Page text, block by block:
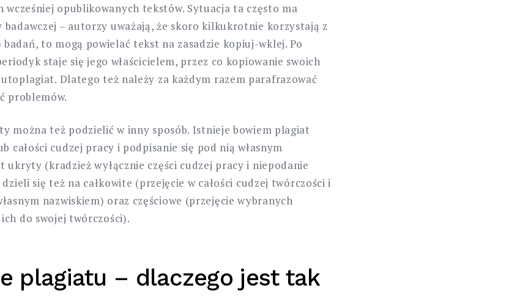
wcześniej opublikowanych tekstów. Sytuacja ta często ma
badawczej – autorzy uważają, że skoro kilkukrotnie korzystają z
badań, to mogą powielać tekst na zasadzie kopiuj-wklej. Po
staje się jego właścicielem, przez co kopiowanie swoich
Dlatego też należy za każdym razem parafrazować
problemów.
można też podzielić w inny sposób. Istnieje bowiem plagiat
całości cudzej pracy i podpisanie się pod nią własnym
ukryty (kradzież wyłącznie części cudzej pracy i niepodanie
się też na całkowite (przejęcie w całości cudzej twórczości i
nazwiskiem) oraz częściowe (przejęcie wybranych
do swojej twórczości).
plagiatu – dlaczego jest tak